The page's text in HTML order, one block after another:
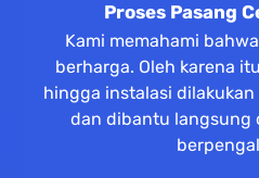
Proses Pasang
Kami memahami
berharga. Oleh karena
hingga instalasi
dan dibantu langsung